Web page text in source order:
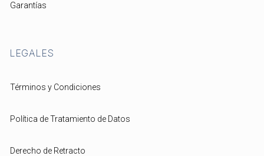
Garantías
LEGALES
Términos y Condiciones
Política de Tratamiento de Datos
Derecho de Retracto